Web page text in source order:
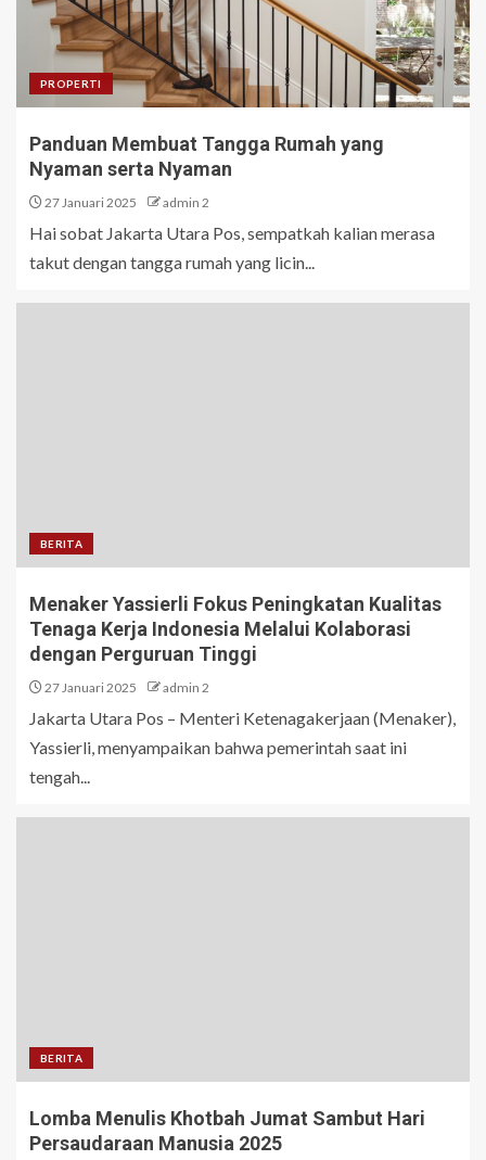
PROPERTI
Panduan Membuat Tangga Rumah yang
Nyaman serta Nyaman
27 Januari 2025 admin 2
Hai sobat Jakarta Utara Pos, sempatkah kalian merasa
takut dengan tangga rumah yang licin...
BERITA
Menaker Yassierli Fokus Peningkatan Kualitas
Tenaga Kerja Indonesia Melalui Kolaborasi
dengan Perguruan Tinggi
27 Januari 2025 admin 2
Jakarta Utara Pos – Menteri Ketenagakerjaan (Menaker),
Yassierli, menyampaikan bahwa pemerintah saat ini
tengah...
BERITA
Lomba Menulis Khotbah Jumat Sambut Hari
Persaudaraan Manusia 2025